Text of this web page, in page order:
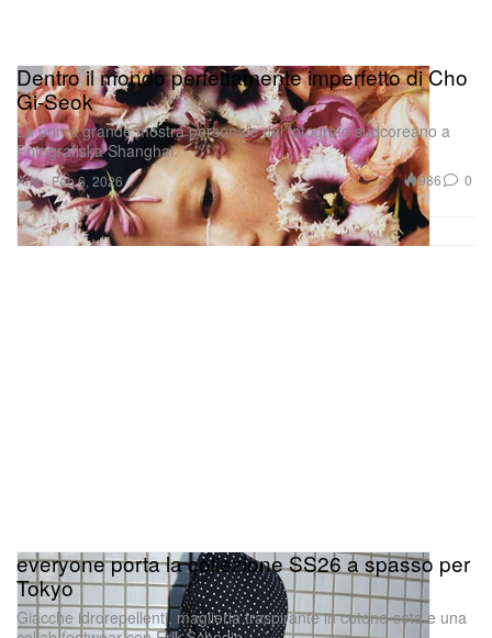
Arte
Dentro il mondo perfettamente imperfetto di Cho
Gi‑Seok
La prima grande mostra personale del fotografo sudcoreano a
Fotografiska Shanghai.
Feb 6, 2026 986 0
everyone porta la collezione SS26 a spasso per
Tokyo
Giacche idrorepellenti, maglieria traspirante in cotone-seta e una